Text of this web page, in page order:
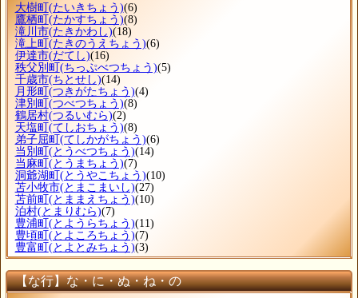
大樹町 (たいきちょう)(6)
鷹栖町 (たかすちょう)(8)
滝川市(たきかわし)(18)
滝上町 (たきのうえちょう)(6)
伊達市(だてし)(16)
秩父別町 (ちっぷべつちょう)(5)
千歳市(ちとせし)(14)
月形町 (つきがたちょう)(4)
津別町 (つべつちょう)(8)
鶴居村(つるいむら)(2)
天塩町 (てしおちょう)(8)
弟子屈町 (てしかがちょう)(6)
当別町 (とうべつちょう)(14)
当麻町 (とうまちょう)(7)
洞爺湖町 (とうやこちょう)(10)
苫小牧市(とまこまいし)(27)
苫前町 (とままえちょう)(10)
泊村(とまりむら)(7)
豊浦町 (とようらちょう)(11)
豊頃町 (とよころちょう)(7)
豊富町 (とよとみちょう)(3)
【な行】な・に・ぬ・ね・の